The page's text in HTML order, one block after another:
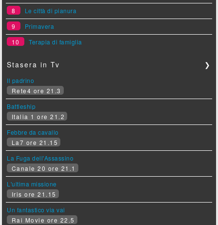
8
Le città di pianura
9
Primavera
10
Terapia di famiglia
Stasera in Tv ❯
Il padrino
Rete4 ore 21.3
Battleship
Italia 1 ore 21.2
Febbre da cavallo
La7 ore 21.15
La Fuga dell'Assassino
Canale 20 ore 21.1
L'ultima missione
Iris ore 21.15
Un fantastico via vai
Rai Movie ore 22.5